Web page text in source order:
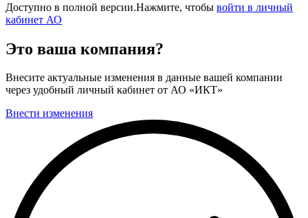
Доступно в полной версии.Нажмите, чтобы войти в личный
кабинет АО
Это ваша компания?
Внесите актуальные изменения в данные вашей компании
через удобный личный кабинет от АО «ИКТ»
Внести изменения